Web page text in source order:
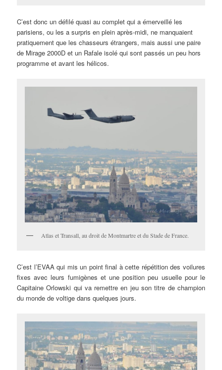
C’est donc un défilé quasi au complet qui a émerveillé les
parisiens, ou les a surpris en plein après-midi, ne manquaient
pratiquement que les chasseurs étrangers, mais aussi une paire
de Mirage 2000D et un Rafale isolé qui sont passés un peu hors
programme et avant les hélicos.
Atlas et Transall, au droit de Montmartre et du Stade de France.
C’est l’EVAA qui mis un point final à cette répétition des voilures
fixes avec leurs fumigènes et une position peu usuelle pour le
Capitaine Orlowski qui va remettre en jeu son titre de champion
du monde de voltige dans quelques jours.